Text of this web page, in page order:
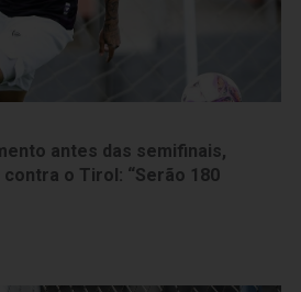
antes das semifinais,
o Tirol: “Serão 180